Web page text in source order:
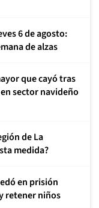
6 de agosto:
de alzas
que cayó tras
sector navideño
de La
medida?
en prisión
retener niños